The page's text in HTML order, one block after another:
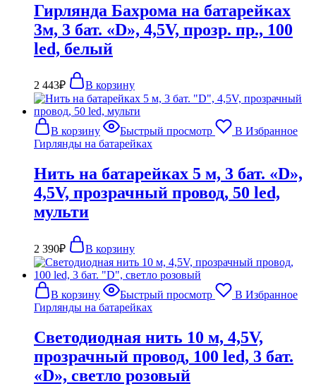
Гирлянда Бахрома на батарейках
3м, 3 бат. «D», 4,5V, прозр. пр., 100
led, белый
2 443₽ В корзину
В корзину Быстрый просмотр
В Избранное
Гирлянды на батарейках
Нить на батарейках 5 м, 3 бат. «D»,
4,5V, прозрачный провод, 50 led,
мульти
2 390₽ В корзину
В корзину Быстрый просмотр
В Избранное
Гирлянды на батарейках
Светодиодная нить 10 м, 4,5V,
прозрачный провод, 100 led, 3 бат.
«D», светло розовый